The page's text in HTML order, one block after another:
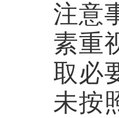
注意
素重
取必
未按